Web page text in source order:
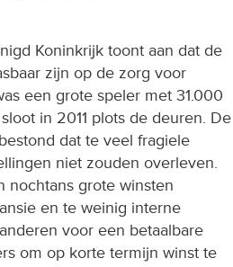
Koninkrijk toont aan dat de
zijn op de zorg voor
een grote speler met 31.000
in 2011 plots de deuren. De
dat te veel fragiele
niet zouden overleven.
nochtans grote winsten
en te weinig interne
voor een betaalbare
om op korte termijn winst te